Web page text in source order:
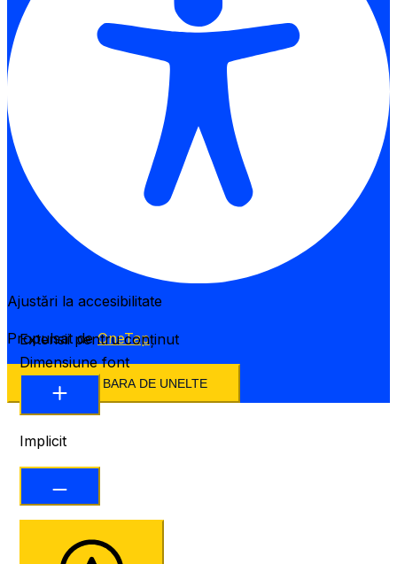
Ajustări la accesibilitate
Propulsat deOneTap
ASCUNDE BARA DE UNELTE
Extensii pentru conținut
Dimensiune font
Implicit